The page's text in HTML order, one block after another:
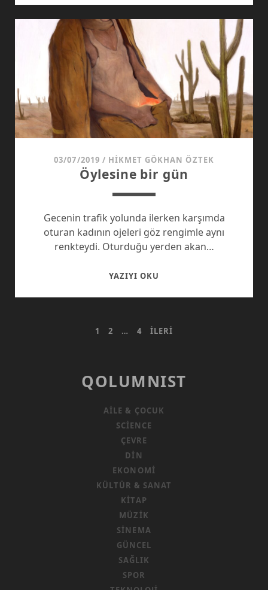
03/07/2019 / HIKMET GÖKHAN ÖZTEK
Öylesine bir gün
Gecenin trafik yolunda ilerken karşımda
oturan kadının ojeleri göz rengimle aynı
renkteydi. Oturduğu yerden akan…
YAZIYI OKU
1 2 … 4 İLERI
QOLUMNIST
AILE & ÇOCUK
SCIENCE
ÇEVRE
DIN
EKONOMI
KÜLTÜR & SANAT
KITAP
MÜZIK
SINEMA
GÜNCEL
SAĞLIK
SPOR